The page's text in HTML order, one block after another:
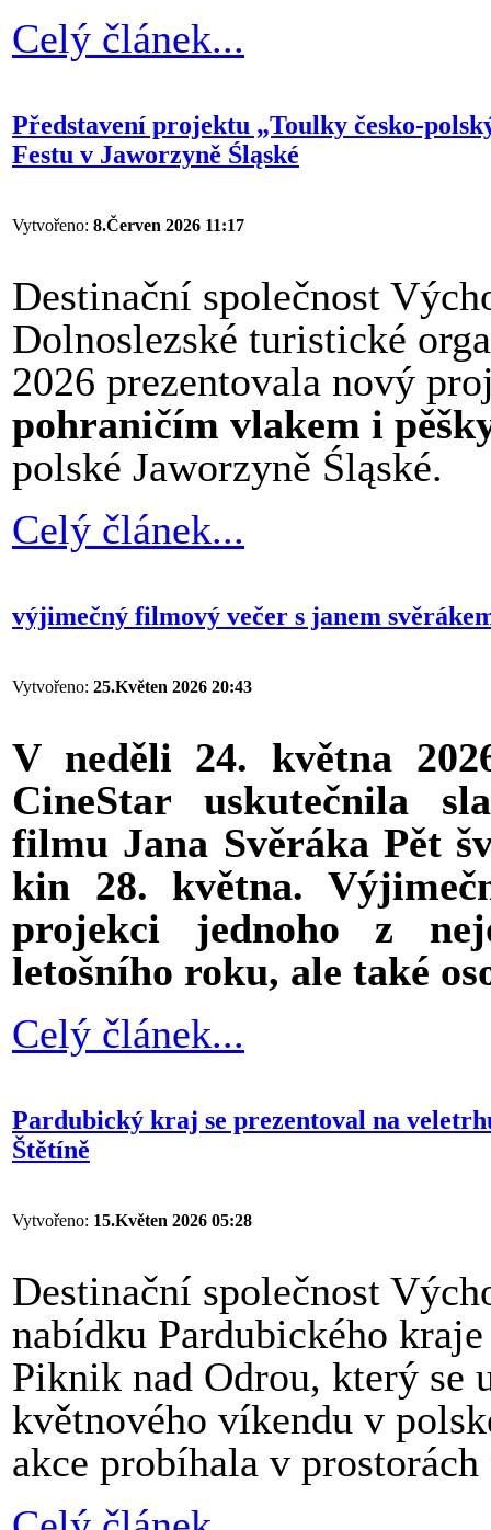
Celý článek...
Představení projektu „Toulky česko-
Festu v Jaworzyně Śląské
Vytvořeno: 8.Červen 2026 11:17
Destinační společnost
Dolnoslezské turistické
2026 prezentovala nový
pohraničím vlakem i
polské Jaworzyně Śląské.
Celý článek...
výjimečný filmový večer s janem
Vytvořeno: 25.Květen 2026 20:43
V neděli 24. května
CineStar uskutečnila
filmu Jana Svěráka Pět
kin 28. května.
projekci jednoho z
letošního roku, ale také
Celý článek...
Pardubický kraj se prezentoval na
Štětíně
Vytvořeno: 15.Květen 2026 05:28
Destinační společnost
nabídku Pardubického
Piknik nad Odrou, který se
květnového víkendu v
akce probíhala v